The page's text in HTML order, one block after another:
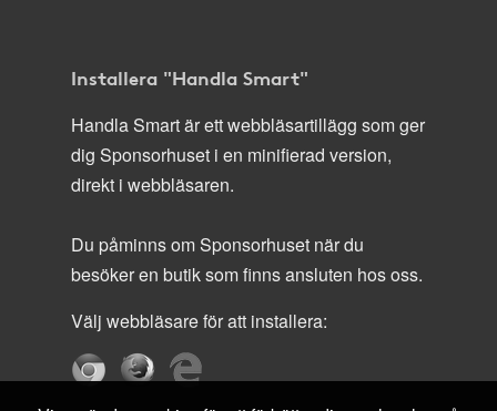
Installera "Handla Smart"
Handla Smart är ett webbläsartillägg som ger
dig Sponsorhuset i en minifierad version,
direkt i webbläsaren.
Du påminns om Sponsorhuset när du
besöker en butik som finns ansluten hos oss.
Välj webbläsare för att installera: